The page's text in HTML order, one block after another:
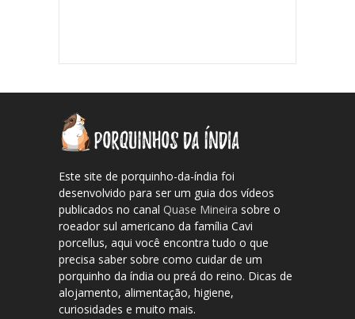
Este site de porquinho-da-índia foi
desenvolvido para ser um guia dos vídeos
publicados no canal Quase Mineira sobre o
roeador sul americano da família Cavi
porcellus, aqui você encontra tudo o que
precisa saber sobre como cuidar de um
porquinho da índia ou preá do reino. Dicas de
alojamento, alimentação, higiene,
curiosidades e muito mais.